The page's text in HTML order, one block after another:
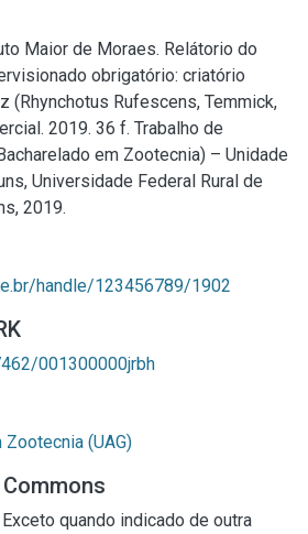
Maior de Moraes. Relátorio do
obrigatório: criatório
(Rhynchotus Rufescens, Temmick,
2019. 36 f. Trabalho de
em Zootecnia) – Unidade
Universidade Federal Rural de
2019.
handle/123456789/1902
001300000jrbh
Zootecnia (UAG)
Exceto quando indicado de outra